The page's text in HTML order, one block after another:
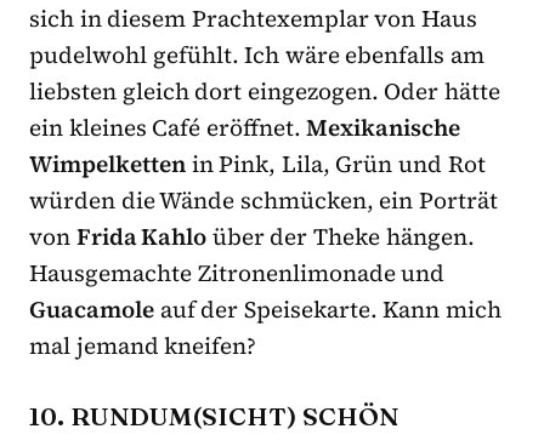
sich in diesem Prachtexemplar von Haus
pudelwohl gefühlt. Ich wäre ebenfalls am
liebsten gleich dort eingezogen. Oder hätte
ein kleines Café eröffnet.Mexikanische
Wimpelkettenin Pink, Lila, Grün und Rot
würden die Wände schmücken, ein Porträt
vonFrida Kahloüber der Theke hängen.
Hausgemachte Zitronenlimonade und
Guacamole auf der Speisekarte. Kann mich
mal jemand kneifen?
10. RUNDUM(SICHT) SCHÖN